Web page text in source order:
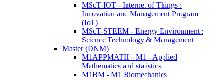
MScT-IOT - Internet of Things :
Innovation and Management Program
(IoT)
MScT-STEEM - Energy Environment :
Science Technology & Management
Master (DNM)
M1APPMATH - M1 - Applied
Mathematics and statistics
M1BM - M1 Biomechanics